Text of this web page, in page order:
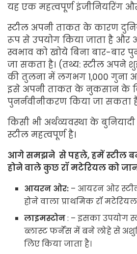
यह एक महत्वपूर्ण इंजीनियरिंग और
स्टील अपनी ताकत के कारण
रूप से उपयोग किया जाता है
स्वभाव को खोये बिना बार-बार
जा सकता है। (तथ्य: स्टील अपने
की तुलना में लगभग 1,000 गुना
इसे अपनी ताकत के नुकसान के
पुनर्नवीनीकरण किया जा सकता
किसी भी अर्थव्यवस्था के
स्टील महत्वपूर्ण है।
आगेसमझने सेपहले,हमेंस्टील
होनेवालेकुछरॉमटेरियलको
आयरन ओर: – आयरन ओर
होने वाला प्राथमिक रॉ
लाइमस्टोन: – इसका उपयोग
ब्लास्ट फर्नेस में बने लोहे से
लिए किया जाता है।